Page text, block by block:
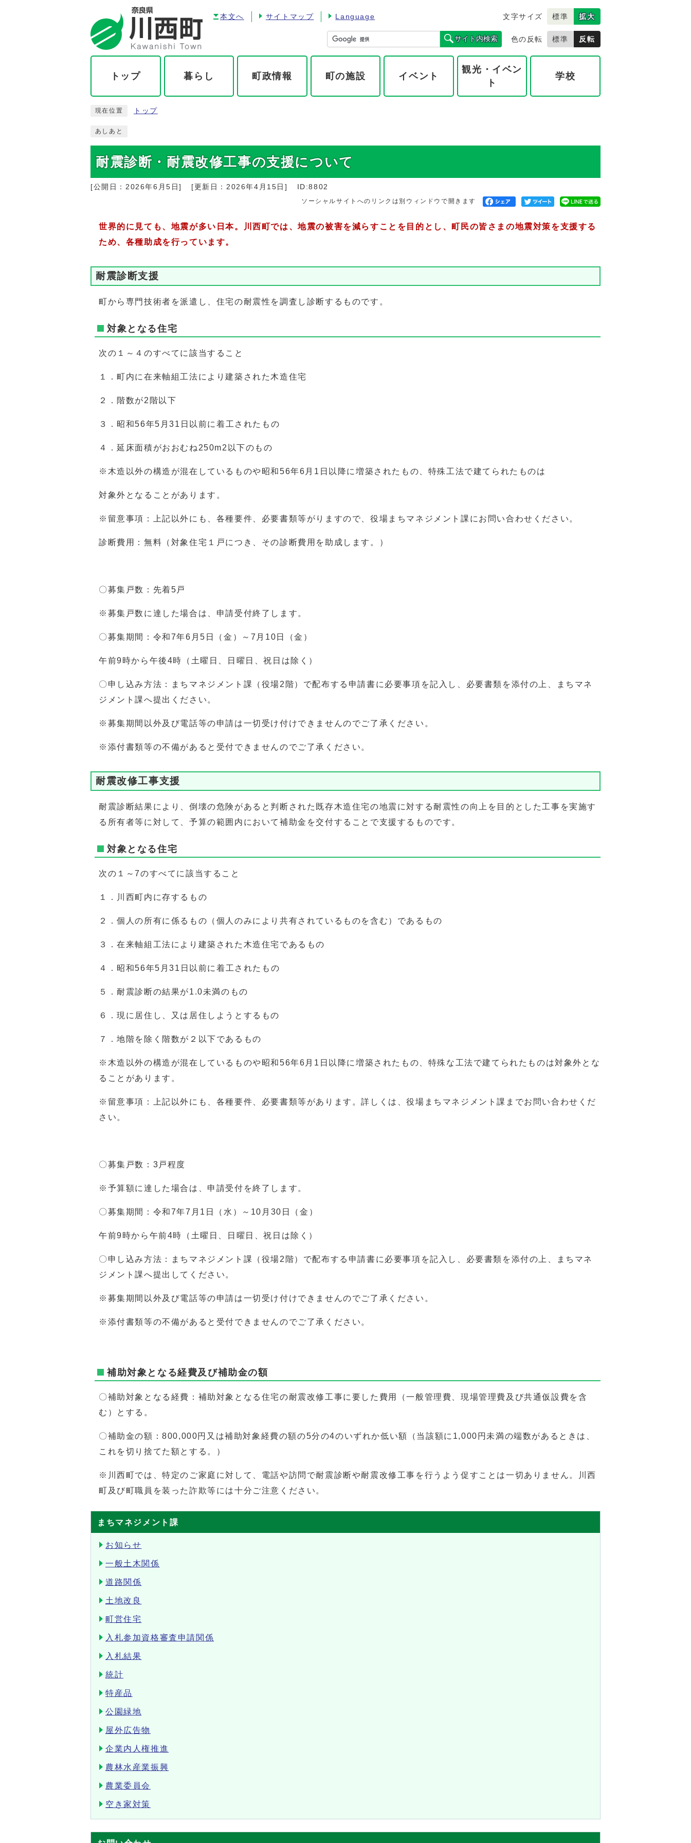
本文へ サイトマップ Language 文字サイズ 標準 拡大
サイト内検索 色の反転 標準 反転
トップ 暮らし 町政情報 町の施設 イベント
観光・イベン
ト
学校
現在位置 トップ
あしあと
耐震診断・耐震改修工事の支援について
[公開日： 2026年6月5日] [更新日：2026年4月15日] ID:8802
ソーシャルサイトへのリンクは別ウィンドウで開きます
世界的に見ても、地震が多い日本。川西町では、地震の被害を減らすことを目的とし、町民の皆さまの地震対策を支援する
ため、各種助成を行っています。
耐震診断支援
町から専門技術者を派遣し、住宅の耐震性を調査し診断するものです。
対象となる住宅
次の１～４のすべてに該当すること
１．町内に在来軸組工法により建築された木造住宅
２．階数が2階以下
３．昭和56年5月31日以前に着工されたもの
４．延床面積がおおむね250m2以下のもの
※木造以外の構造が混在しているものや昭和56年6月1日以降に増築されたもの、特殊工法で建てられたものは
対象外となることがあります。
※留意事項：上記以外にも、各種要件、必要書類等がりますので、役場まちマネジメント課にお問い合わせください。
診断費用：無料（対象住宅１戸につき、その診断費用を助成します。）
〇募集戸数：先着5戸
※募集戸数に達した場合は、申請受付終了します。
〇募集期間：令和7年6月5日（金）～7月10日（金）
午前9時から午後4時（土曜日、日曜日、祝日は除く）
〇申し込み方法：まちマネジメント課（役場2階）で配布する申請書に必要事項を記入し、必要書類を添付の上、まちマネ
ジメント課へ提出ください。
※募集期間以外及び電話等の申請は一切受け付けできませんのでご了承ください。
※添付書類等の不備があると受付できませんのでご了承ください。
耐震改修工事支援
耐震診断結果により、倒壊の危険があると判断された既存木造住宅の地震に対する耐震性の向上を目的とした工事を実施す
る所有者等に対して、予算の範囲内において補助金を交付することで支援するものです。
対象となる住宅
次の１～7のすべてに該当すること
１．川西町内に存するもの
２．個人の所有に係るもの（個人のみにより共有されているものを含む）であるもの
３．在来軸組工法により建築された木造住宅であるもの
４．昭和56年5月31日以前に着工されたもの
５．耐震診断の結果が1.0未満のもの
６．現に居住し、又は居住しようとするもの
７．地階を除く階数が２以下であるもの
※木造以外の構造が混在しているものや昭和56年6月1日以降に増築されたもの、特殊な工法で建てられたものは対象外とな
ることがあります。
※留意事項：上記以外にも、各種要件、必要書類等があります。詳しくは、役場まちマネジメント課までお問い合わせくだ
さい。
〇募集戸数：3戸程度
※予算額に達した場合は、申請受付を終了します。
〇募集期間：令和7年7月1日（水）～10月30日（金）
午前9時から午前4時（土曜日、日曜日、祝日は除く）
〇申し込み方法：まちマネジメント課（役場2階）で配布する申請書に必要事項を記入し、必要書類を添付の上、まちマネ
ジメント課へ提出してください。
※募集期間以外及び電話等の申請は一切受け付けできませんのでご了承ください。
※添付書類等の不備があると受付できませんのでご了承ください。
補助対象となる経費及び補助金の額
〇補助対象となる経費：補助対象となる住宅の耐震改修工事に要した費用（一般管理費、現場管理費及び共通仮設費を含
む）とする。
〇補助金の額：800,000円又は補助対象経費の額の5分の4のいずれか低い額（当該額に1,000円未満の端数があるときは、
これを切り捨てた額とする。）
※川西町では、特定のご家庭に対して、電話や訪問で耐震診断や耐震改修工事を行うよう促すことは一切ありません。川西
町及び町職員を装った詐欺等には十分ご注意ください。
まちマネジメント課
お知らせ
一般土木関係
道路関係
土地改良
町営住宅
入札参加資格審査申請関係
入札結果
統計
特産品
公園緑地
屋外広告物
企業内人権推進
農林水産業振興
農業委員会
空き家対策